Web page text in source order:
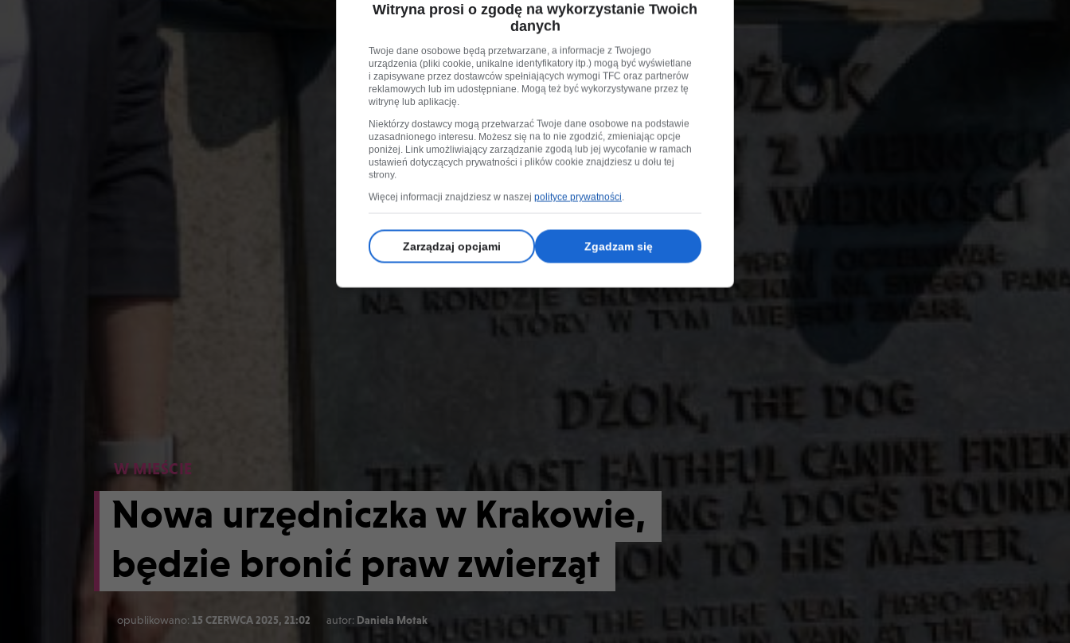
W MIEŚCIE
Nowa urzędniczka w Krakowie,
będzie bronić praw zwierząt
opublikowano: 15 CZERWCA 2025, 21:02 autor: Daniela Motak
Witryna prosi o zgodę na wykorzystanie Twoich
danych
Twoje dane osobowe będą przetwarzane, a informacje z Twojego
urządzenia (pliki cookie, unikalne identyfikatory itp.) mogą być wyświetlane
i zapisywane przez dostawców spełniających wymogi TFC oraz partnerów
reklamowych lub im udostępniane. Mogą też być wykorzystywane przez tę
witrynę lub aplikację.
Niektórzy dostawcy mogą przetwarzać Twoje dane osobowe na podstawie
uzasadnionego interesu. Możesz się na to nie zgodzić, zmieniając opcje
poniżej. Link umożliwiający zarządzanie zgodą lub jej wycofanie w ramach
ustawień dotyczących prywatności i plików cookie znajdziesz u dołu tej
strony.
Więcej informacji znajdziesz w naszej polityce prywatności.
Zarządzaj opcjami Zgadzam się